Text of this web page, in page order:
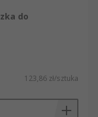
do
123,86 zł/sztuka